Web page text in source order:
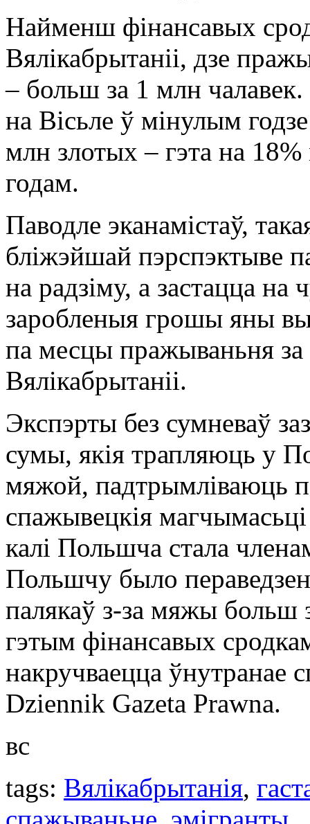
Найменш фінансавых
Вялікабрытаніі, дзе
– больш за 1 млн
на Вісьле ў мінулым
млн злотых – гэта на
годам.
Паводле эканамістаў,
бліжэйшай пэрспэктыве
на радзіму, а застацца
заробленыя грошы яны
па месцы пражываньня
Вялікабрытаніі.
Экспэрты без сумневаў
сумы, якія трапляюць у
мяжой, падтрымліваюць
спажывецкія
калі Польшча стала
Польшчу было
палякаў з-за мяжы
гэтым фінансавых
накручваецца ўнутранае
Dziennik Gazeta Prawna.
вс
tags: Вялікабрытанія,